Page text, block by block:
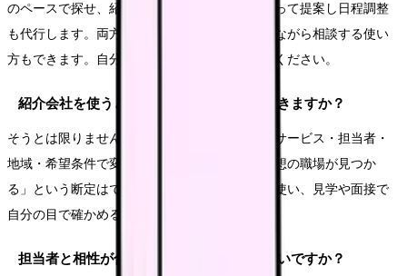
のペースで探せ、紹介会社は担当者が求人を絞って提案し日程調整
も代行します。両方を併用し、相場感をつかみながら相談する使い
方もできます。自分がどう進めたいかで選んでください。
紹介会社を使うと、必ず良い職場に転職できますか？
そうとは限りません。紹介される求人の幅は、サービス・担当者・
地域・希望条件で変わります。「登録すれば理想の職場が見つか
る」という断定はできません。複数のルートを使い、見学や面接で
自分の目で確かめる姿勢が大切です。
担当者と相性が合いません。どうすればいいですか？